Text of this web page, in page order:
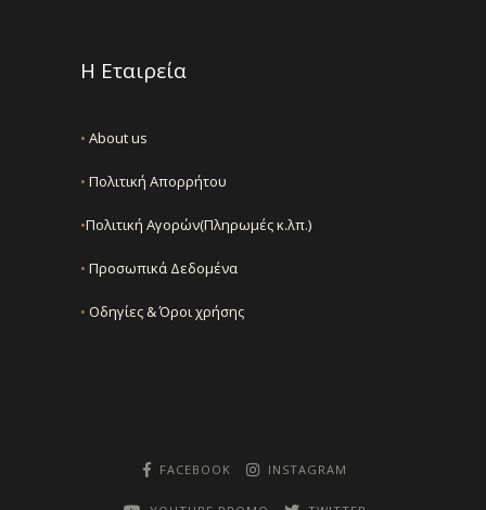
Η Εταιρεία
• About us
• Πολιτική Απορρήτου
•Πολιτική Αγορών(Πληρωμές κ.λπ.)
• Προσωπικά Δεδομένα
• Οδηγίες & Όροι χρήσης
FACEBOOK INSTAGRAM